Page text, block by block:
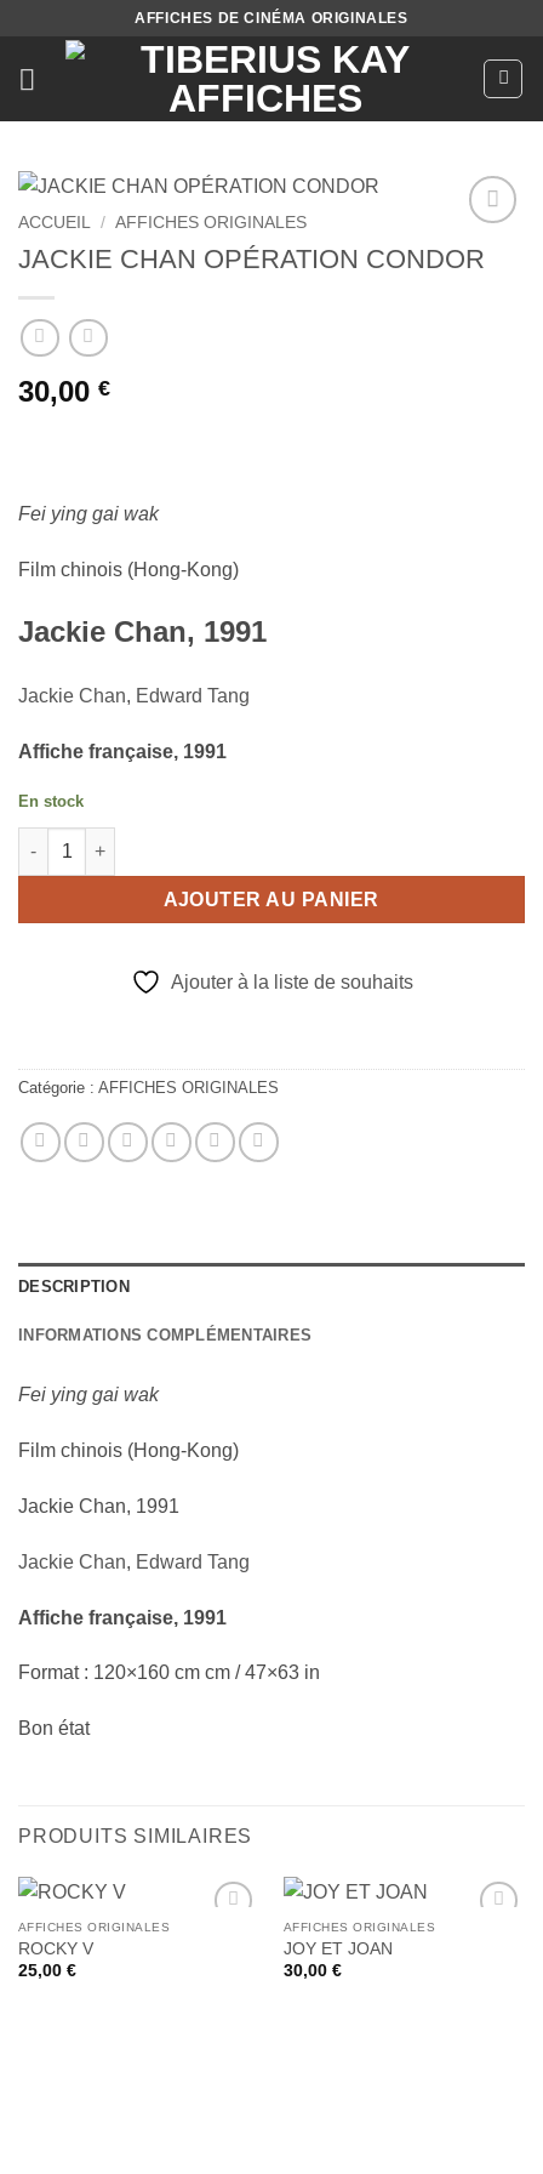
contenu
AFFICHES DE CINÉMA ORIGINALES
Ajouter
à la liste
ACCUEIL / AFFICHES ORIGINALES
JACKIE CHAN OPÉRATION CONDOR
30,00 €
Fei ying gai wak
Film chinois (Hong-Kong)
Jackie Chan, 1991
Jackie Chan, Edward Tang
Affiche française, 1991
En stock
quantité de JACKIE CHAN OPÉRATION CONDOR
AJOUTER AU PANIER
Ajouter à la liste de souhaits
Catégorie : AFFICHES ORIGINALES
DESCRIPTION
INFORMATIONS COMPLÉMENTAIRES
Fei ying gai wak
Film chinois (Hong-Kong)
Jackie Chan, 1991
Jackie Chan, Edward Tang
Affiche française, 1991
Format : 120×160 cm cm / 47×63 in
Bon état
PRODUITS SIMILAIRES
AFFICHES ORIGINALES
ROCKY V
25,00 €
AFFICHES ORIGINALES
JOY ET JOAN
30,00 €